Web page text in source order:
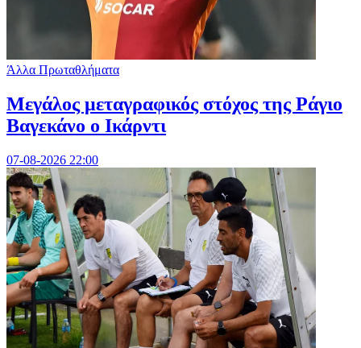
Άλλα Πρωταθλήματα
Μεγάλος μεταγραφικός στόχος της Ράγιο
Βαγεκάνο ο Ικάρντι
07-08-2026 22:00